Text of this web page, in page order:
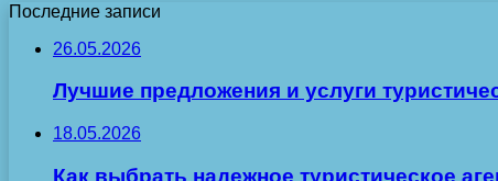
Последние записи
26.05.2026
Лучшие предложения и услуги
18.05.2026
Как выбрать надежное туристическое